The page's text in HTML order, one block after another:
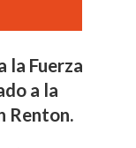
la Fuerza
a la
Renton.